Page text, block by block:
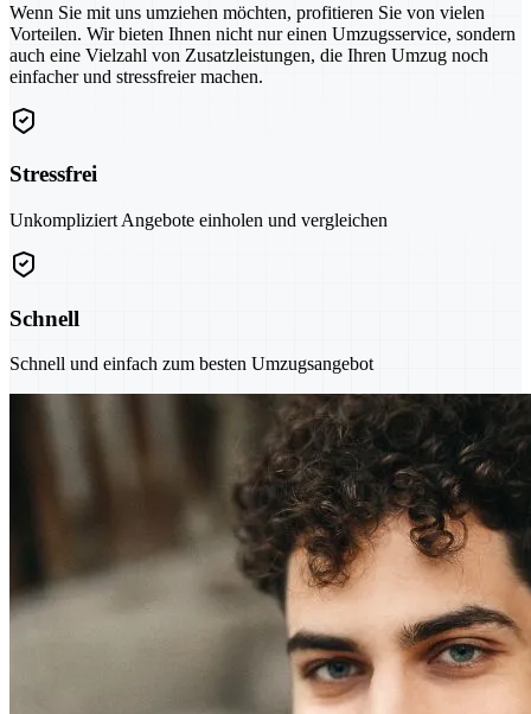
Wenn Sie mit uns umziehen möchten, profitieren Sie von vielen
Vorteilen. Wir bieten Ihnen nicht nur einen Umzugsservice, sondern
auch eine Vielzahl von Zusatzleistungen, die Ihren Umzug noch
einfacher und stressfreier machen.
Stressfrei
Unkompliziert Angebote einholen und vergleichen
Schnell
Schnell und einfach zum besten Umzugsangebot